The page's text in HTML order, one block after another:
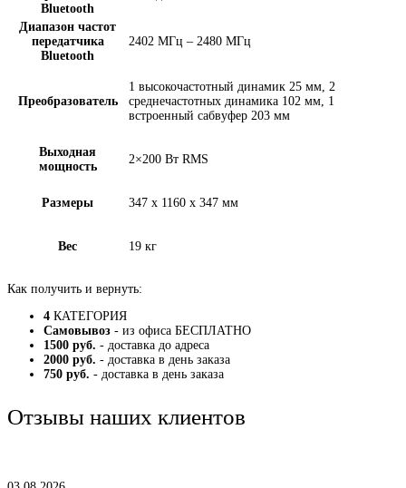
Bluetooth
Диапазон частот
передатчика
Bluetooth
2402 МГц – 2480 МГц
Преобразователь
1 высокочастотный динамик 25 мм, 2
среднечастотных динамика 102 мм, 1
встроенный сабвуфер 203 мм
Выходная
мощность
2×200 Вт RMS
Размеры 347 x 1160 x 347 мм
Вес 19 кг
Как получить и вернуть:
4 КАТЕГОРИЯ
Самовывоз - из офиса БЕСПЛАТНО
1500 руб. - доставка до адреса
2000 руб. - доставка в день заказа
750 руб. - доставка в день заказа
Отзывы наших клиентов